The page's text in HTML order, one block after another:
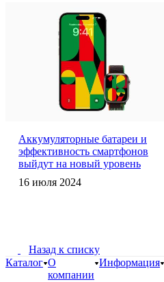
Аккумуляторные батареи и
эффективность смартфонов
выйдут на новый уровень
16 июля 2024
Назад к списку
Каталог О
компании
Информация